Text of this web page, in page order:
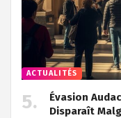
ACTUALITÉS
Évasion
Disparaît